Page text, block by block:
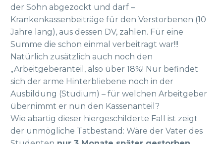
der Sohn abgezockt und darf –
Krankenkassenbeiträge für den Verstorbenen (10
Jahre lang), aus dessen DV, zahlen. Für eine
Summe die schon einmal verbeitragt war!!!
Natürlich zusätzlich auch noch den
„Arbeitgeberanteil, also über 18%! Nur befindet
sich der arme Hinterbliebene noch in der
Ausbildung (Studium) – für welchen Arbeitgeber
übernimmt er nun den Kassenanteil?
Wie abartig dieser hiergeschilderte Fall ist zeigt
der unmögliche Tatbestand: Wäre der Vater des